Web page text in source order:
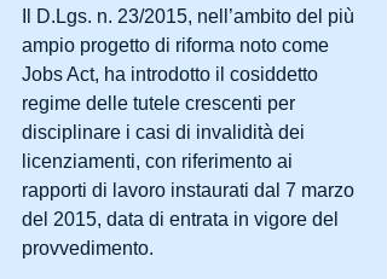
Il D.Lgs. n. 23/2015, nell’ambito del più
ampio progetto di riforma noto come
Jobs Act, ha introdotto il cosiddetto
regime delle tutele crescenti per
disciplinare i casi di invalidità dei
licenziamenti, con riferimento ai
rapporti di lavoro instaurati dal 7 marzo
del 2015, data di entrata in vigore del
provvedimento.